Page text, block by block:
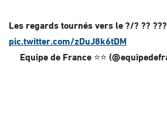
Les regards tournés vers le ?/? ??
pic.twitter.com/zDuJ8k6tDM